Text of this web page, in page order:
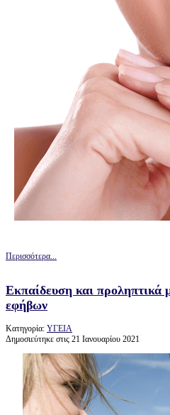
Περισσότερα...
Εκπαίδευση και προληπτικά
εφήβων
Κατηγορία: ΥΓΕΙΑ
Δημοσιεύτηκε στις 21 Ιανουαρίου 2021